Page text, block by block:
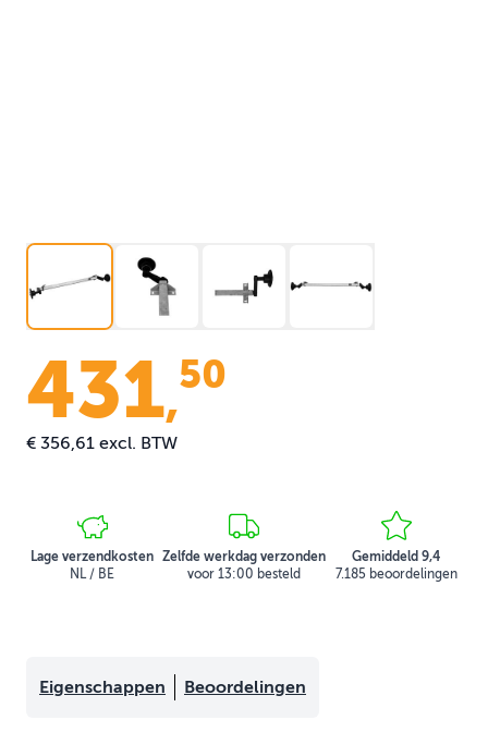
431,50
€ 356,61 excl. BTW
Lage verzendkosten
NL / BE
Zelfde werkdag verzonden
voor 13:00 besteld
Gemiddeld 9,4
7.185 beoordelingen
Eigenschappen Beoordelingen